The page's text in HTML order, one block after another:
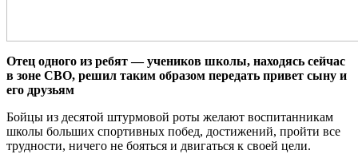
Отец одного из ребят — учеников школы, находясь сейчас
в зоне СВО, решил таким образом передать привет сыну и
его друзьям
Бойцы из десятой штурмовой роты желают воспитанникам
школы больших спортивных побед, достижений, пройти все
трудности, ничего не бояться и двигаться к своей цели.